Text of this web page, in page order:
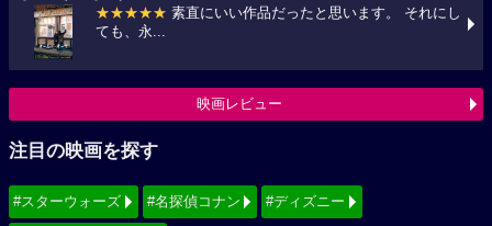
★★★★★ 素直にいい作品だったと思います。 それにし
ても、永...
映画レビュー
注目の映画を探す
#スターウォーズ #名探偵コナン #ディズニー